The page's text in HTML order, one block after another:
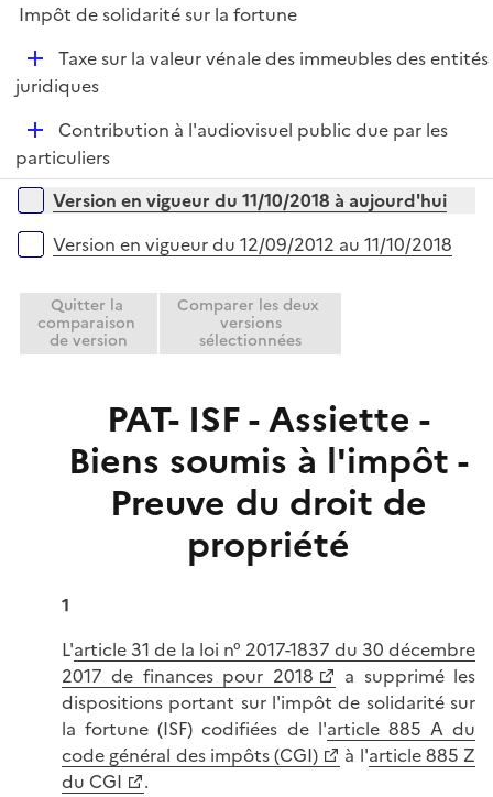
i
e
r
p
i
e
Impôt de solidarité sur la fortune
D
é
i
e
r
Taxe sur la valeur vénale des immeubles des entités
juridiques
D
é
p
e
r
Contribution à l'audiovisuel public due par les
particuliers
Versions sur la période
Version en vigueur du 11/10/2018 à aujourd'hui
Version en vigueur du 12/09/2012 au 11/10/2018
Quitter la
comparaison
de version
Comparer les deux
versions
sélectionnées
PAT- ISF - Assiette -
Biens soumis à l'impôt -
Preuve du droit de
propriété
1
L'article 31 de la loi n° 2017-1837 du 30 décembre
2017 de finances pour 2018
a supprimé les
dispositions portant sur l'impôt de solidarité sur
la fortune (ISF) codifiées de l'article 885 A du
code général des impôts (CGI)
à l'article 885 Z
du CGI
.